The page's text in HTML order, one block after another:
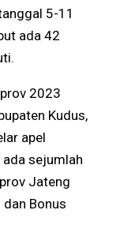
5-11
ada 42
2023
Kudus,
apel
sejumlah
Jateng
Bonus